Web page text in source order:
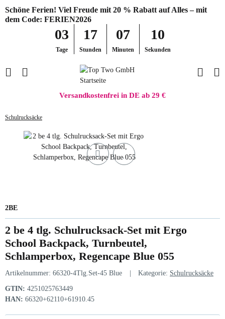
Schöne Ferien! Viel Freude mit 20 % Rabatt auf Alles – mit
dem Code: FERIEN2026
03
Tage
17
Stunden
07
Minuten
10
Sekunden
Versandkostenfrei in DE ab 29 €
Schulrucksäcke
2BE
2 be 4 tlg. Schulrucksack-Set mit Ergo
School Backpack, Turnbeutel,
Schlamperbox, Regencape Blue 055
Artikelnummer: 66320-4Tlg.Set-45 Blue Kategorie: Schulrucksäcke
GTIN: 4251025763449
HAN: 66320+62110+61910.45